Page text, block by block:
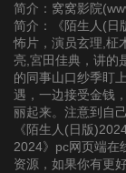
简介：窝窝影院
简介：《陌生人(日
怖片，演员玄理,柾
亮,宮田佳典，讲的
的同事山口纱季盯
遇，一边接受金钱
丽起来。注意到自
《陌生人(日版
2024》pc网页端在
资源，如果你有更